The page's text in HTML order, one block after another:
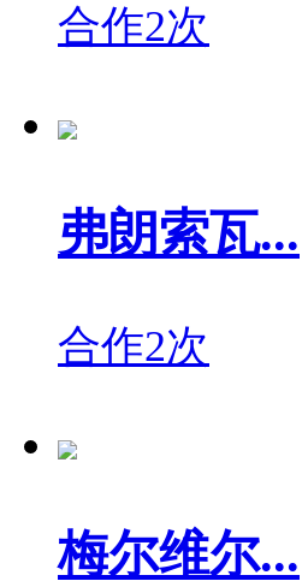
合作2次
弗朗索瓦...
合作2次
梅尔维尔...